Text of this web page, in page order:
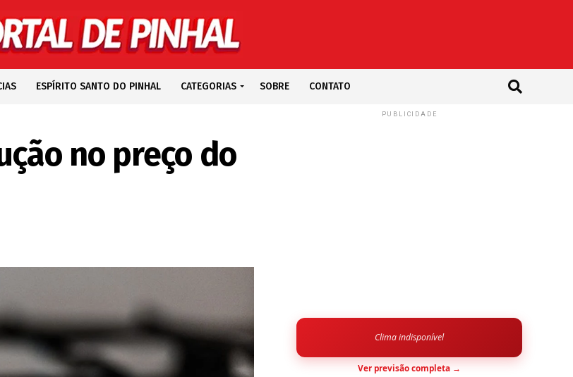
ESPÍRITO SANTO DO PINHAL CATEGORIAS SOBRE CONTATO
no preço do
PUBLICIDADE
Clima indisponível
Ver previsão completa →